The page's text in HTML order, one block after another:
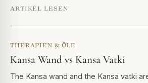
ARTIKEL LESEN
THERAPIEN & ÖLE
Kansa Wand vs Kansa Vatki
The Kansa wand and the Kansa vatki